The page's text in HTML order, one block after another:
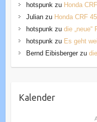
hotspunk zu Honda
Julianzu Honda CRF
hotspunk zu die „neue“
hotspunk zu Es geht
Bernd Eibisbergerzu
Kalender